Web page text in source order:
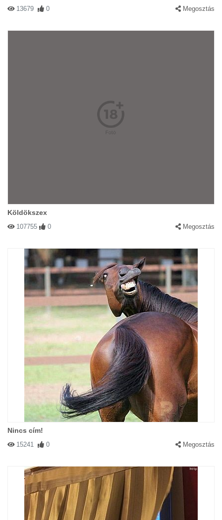
13679 0 Megosztás
Köldökszex
107755 0 Megosztás
Nincs cím!
15241 0 Megosztás